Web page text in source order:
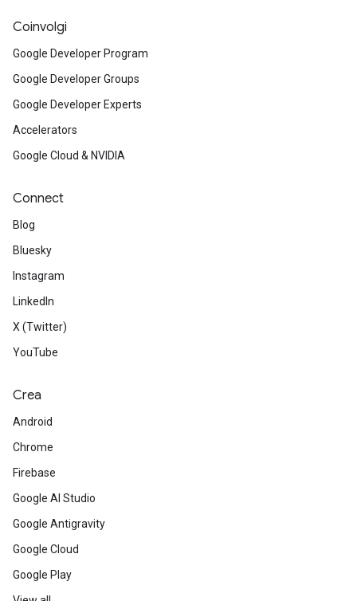
Coinvolgi
Google Developer Program
Google Developer Groups
Google Developer Experts
Accelerators
Google Cloud & NVIDIA
Connect
Blog
Bluesky
Instagram
LinkedIn
X (Twitter)
YouTube
Crea
Android
Chrome
Firebase
Google AI Studio
Google Antigravity
Google Cloud
Google Play